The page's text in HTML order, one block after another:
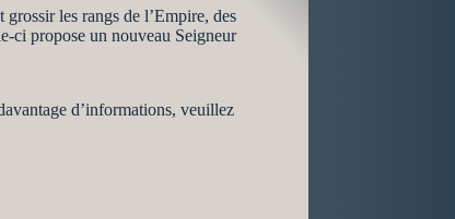
les rangs de l’Empire, des
ci propose un nouveau Seigneur
d’informations, veuillez